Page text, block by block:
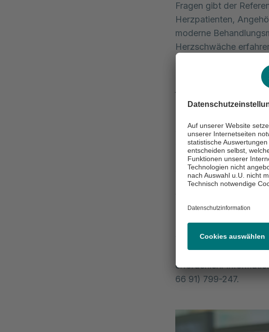
Fragen gibt der
Herzpatienten,
moderne
Herzschwäche
zwischen
jeweiligen Funktionen
Darüber hinaus
Auswirkungen auf
sind zunächst
Defibrillator
Systeme gezielt
und die
nachvollziehen und
Die Veranstaltung
verschiedenen
Der Eintritt ist
erforderlich.
66 91) 799-247.